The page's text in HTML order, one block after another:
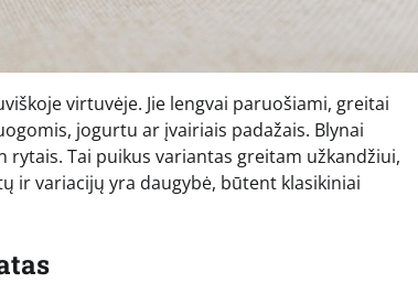
virtuvėje. Jie lengvai paruošiami, greitai
jogurtu ar įvairiais padažais. Blynai
Tai puikus variantas greitam užkandžiui,
ir variacijų yra daugybė, būtent klasikiniai